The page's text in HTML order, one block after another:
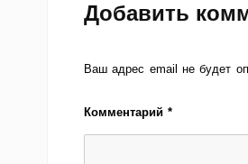
Добавить
Ваш адрес email не будет
Комментарий*